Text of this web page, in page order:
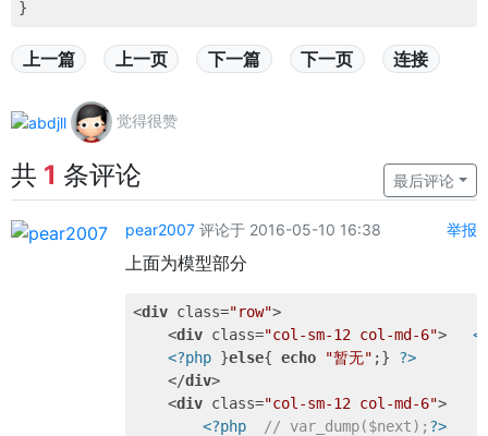
上一篇 上一页 下一篇 下一页 连接
觉得很赞
共 1 条评论 最后评论
pear2007 评论于 2016-05-10 16:38 举报
上面为模型部分
<div class="row">
<div class="col-sm-12 col-md-6">
<?php }else{ echo "暂无" ;} ?>
</div>
<div class="col-sm-12 col-md-6">
<?php
// var_dump($next); ?>